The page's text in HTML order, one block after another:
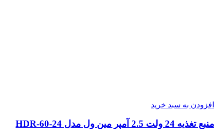
افزودن به سبد خرید
منبع تغذیه 24 ولت 2.5 آمپر مین ول مدل HDR-60-24